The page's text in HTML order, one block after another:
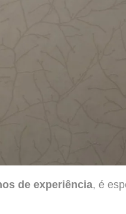
de experiência, é